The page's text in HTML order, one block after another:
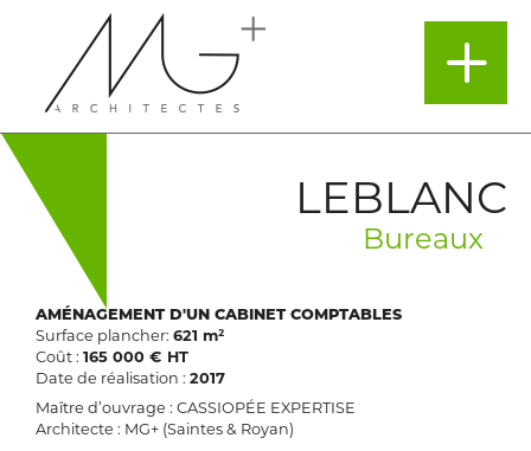
LEBLANC
Bureaux
AMÉNAGEMENT D'UN CABINET COMPTABLES
Surface plancher: 621 m²
Coût : 165 000 € HT
Date de réalisation : 2017
Maître d’ouvrage : CASSIOPÉE EXPERTISE
Architecte : MG+ (Saintes & Royan)